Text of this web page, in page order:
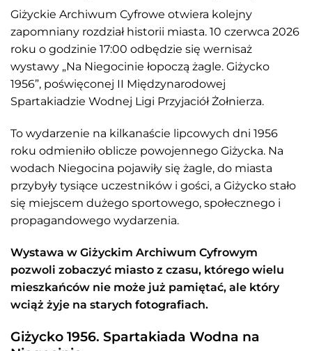
Giżyckie Archiwum Cyfrowe otwiera kolejny
zapomniany rozdział historii miasta. 10 czerwca 2026
roku o godzinie 17:00 odbędzie się wernisaż
wystawy „Na Niegocinie łopoczą żagle. Giżycko
1956”, poświęconej II Międzynarodowej
Spartakiadzie Wodnej Ligi Przyjaciół Żołnierza.
To wydarzenie na kilkanaście lipcowych dni 1956
roku odmieniło oblicze powojennego Giżycka. Na
wodach Niegocina pojawiły się żagle, do miasta
przybyły tysiące uczestników i gości, a Giżycko stało
się miejscem dużego sportowego, społecznego i
propagandowego wydarzenia.
Wystawa w Giżyckim Archiwum Cyfrowym
pozwoli zobaczyć miasto z czasu, którego wielu
mieszkańców nie może już pamiętać, ale który
wciąż żyje na starych fotografiach.
Giżycko 1956. Spartakiada Wodna na